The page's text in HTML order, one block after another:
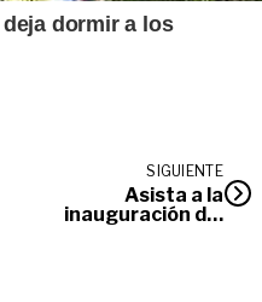
SIGUIENTE
Asista a la
inauguración del